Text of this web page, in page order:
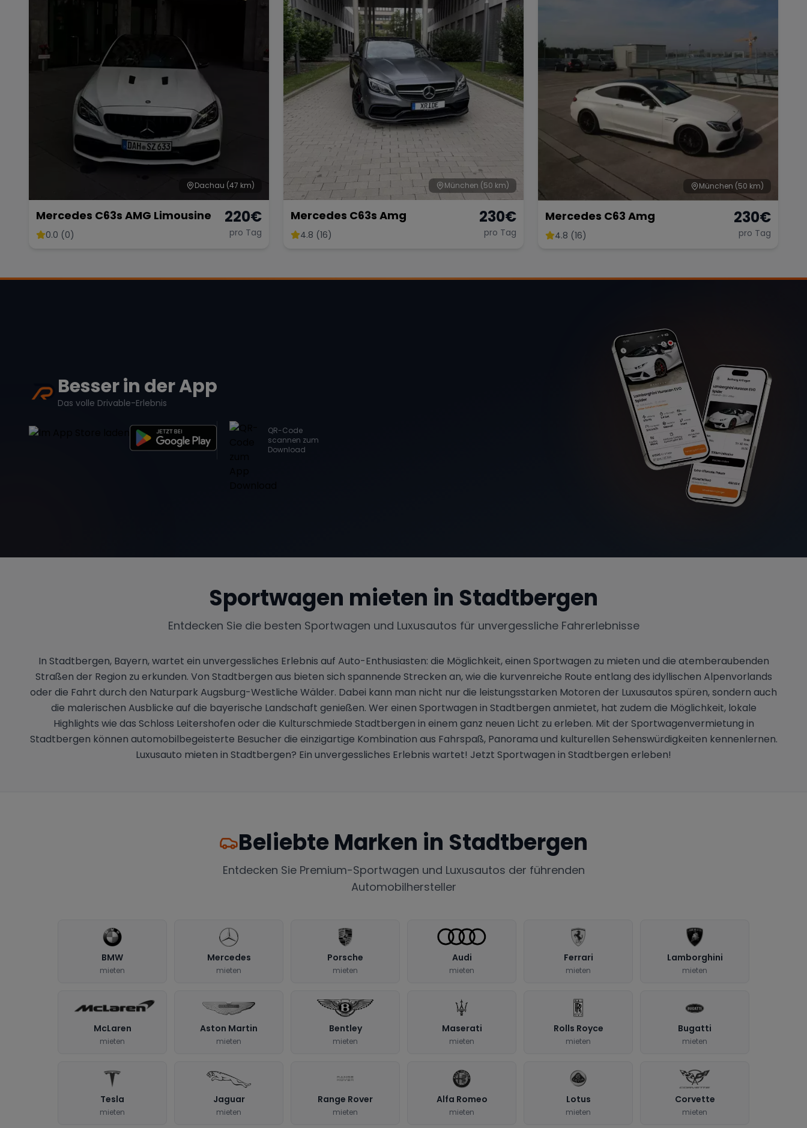
Dachau (47 km)
Mercedes C63s AMG Limousine
0.0 (0)
220€
pro Tag
München (50 km)
Mercedes C63s Amg
4.8 (16)
230€
pro Tag
München (50 km)
Mercedes C63 Amg
4.8 (16)
230€
pro Tag
Besser in der App
Das volle Drivable-Erlebnis
QR-Code
scannen zum
Download
Sportwagen mieten in Stadtbergen
Entdecken Sie die besten Sportwagen und Luxusautos für unvergessliche Fahrerlebnisse
In Stadtbergen, Bayern, wartet ein unvergessliches Erlebnis auf Auto-Enthusiasten: die Möglichkeit, einen Sportwagen zu mieten und die atemberaubenden
Straßen der Region zu erkunden. Von Stadtbergen aus bieten sich spannende Strecken an, wie die kurvenreiche Route entlang des idyllischen Alpenvorlands
oder die Fahrt durch den Naturpark Augsburg-Westliche Wälder. Dabei kann man nicht nur die leistungsstarken Motoren der Luxusautos spüren, sondern auch
die malerischen Ausblicke auf die bayerische Landschaft genießen. Wer einen Sportwagen in Stadtbergen anmietet, hat zudem die Möglichkeit, lokale
Highlights wie das Schloss Leitershofen oder die Kulturschmiede Stadtbergen in einem ganz neuen Licht zu erleben. Mit der Sportwagenvermietung in
Stadtbergen können automobilbegeisterte Besucher die einzigartige Kombination aus Fahrspaß, Panorama und kulturellen Sehenswürdigkeiten kennenlernen.
Luxusauto mieten in Stadtbergen? Ein unvergessliches Erlebnis wartet! Jetzt Sportwagen in Stadtbergen erleben!
Beliebte Marken in Stadtbergen
Entdecken Sie Premium-Sportwagen und Luxusautos der führenden
Automobilhersteller
BMW
mieten
Mercedes
mieten
Porsche
mieten
Audi
mieten
Ferrari
mieten
Lamborghini
mieten
McLaren
mieten
Aston Martin
mieten
Bentley
mieten
Maserati
mieten
Rolls Royce
mieten
Bugatti
mieten
Tesla
mieten
Jaguar
mieten
Range Rover
mieten
Alfa Romeo
mieten
Lotus
mieten
Corvette
mieten